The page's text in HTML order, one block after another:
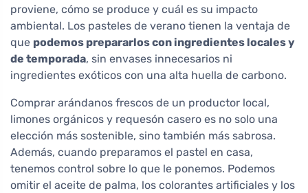
proviene, cómo se produce y cuál es su impacto
ambiental. Los pasteles de verano tienen la ventaja de
que podemos prepararlos con ingredientes locales y
de temporada, sin envases innecesarios ni
ingredientes exóticos con una alta huella de carbono.
Comprar arándanos frescos de un productor local,
limones orgánicos y requesón casero es no solo una
elección más sostenible, sino también más sabrosa.
Además, cuando preparamos el pastel en casa,
tenemos control sobre lo que le ponemos. Podemos
omitir el aceite de palma, los colorantes artificiales y los